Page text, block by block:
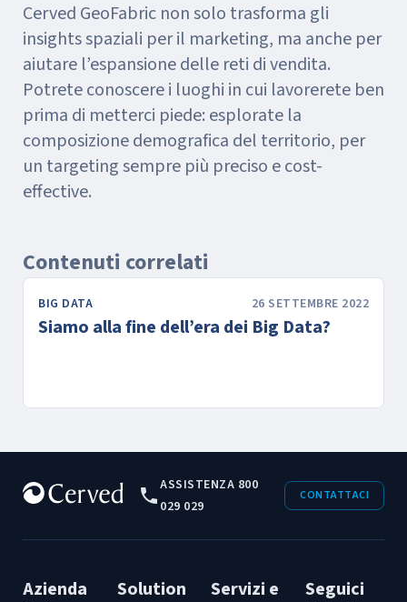
Cerved GeoFabric non solo trasforma gli
insights spaziali per il marketing, ma anche per
aiutare l’espansione delle reti di vendita.
Potrete conoscere i luoghi in cui lavorerete ben
prima di metterci piede: esplorate la
composizione demografica del territorio, per
un targeting sempre più preciso e cost-
effective.
Contenuti correlati
BIG DATA 26 SETTEMBRE 2022
Siamo alla fine dell’era dei Big Data?
ASSISTENZA 800
029 029
CONTATTACI
Azienda
Solution
Servizi e
Seguici